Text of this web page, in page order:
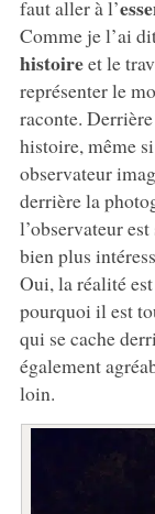
faut aller à l’
Comme je l’ai
histoireet le
représenter le
raconte.
histoire, même
observateur
derrière la
l’observateur
bien plus
Oui, la réalité
pourquoi il est
qui se cache
également
loin.